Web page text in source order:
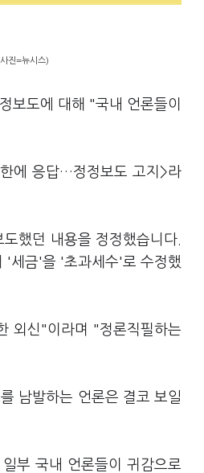
진=뉴시스)
보도에 대해 "국내 언론들이
에 응답…정정보도 고지>라
했던 내용을 정정했습니다.
'세금'을 '초과세수'로 수정했
외신"이라며 "정론직필하는
남발하는 언론은 결코 보일
부 국내 언론들이 귀감으로